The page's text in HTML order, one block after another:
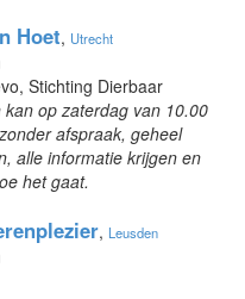
Hoet, Utrecht
Stichting Dierbaar
op zaterdag van 10.00
afspraak, geheel
alle informatie krijgen en
het gaat.
, Leusden